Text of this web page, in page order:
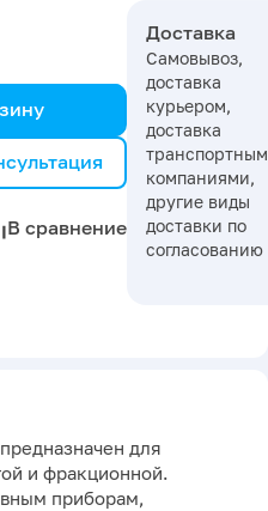
В сравнение
Доставка
Самовывоз,
доставка
курьером,
доставка
компаниями,
другие виды
доставки по
согласованию
для
и фракционной.
приборам,